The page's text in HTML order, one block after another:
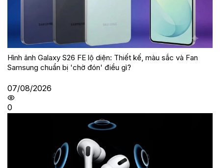
Hình ảnh Galaxy S26 FE lộ diện: Thiết kế, màu sắc và Fan
Samsung chuẩn bị 'chờ đón' điều gì?
07/08/2026
0